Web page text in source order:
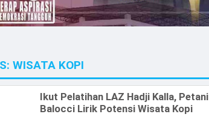
WISATA KOPI
Ikut Pelatihan LAZ Hadji Kalla, Petani
Balocci Lirik Potensi Wisata Kopi